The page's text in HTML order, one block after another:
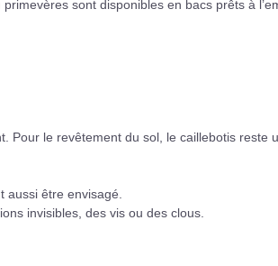
primevères sont disponibles en bacs prêts à
Pour le revêtement du sol, le caillebotis reste
aussi être envisagé.
invisibles, des vis ou des clous.